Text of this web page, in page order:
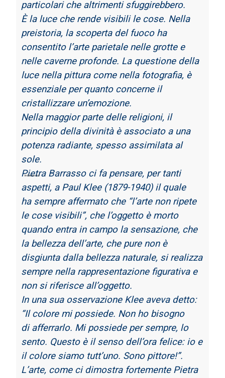
In the word
particolari che altrimenti sfuggirebbero.
È la luce che rende visibili le cose. Nella
preistoria, la scoperta del fuoco ha
consentito l’arte parietale nelle grotte e
nelle caverne profonde. La questione della
luce nella pittura come nella fotografia, è
essenziale per quanto concerne il
cristallizzare un’emozione.
Nella maggior parte delle religioni, il
principio della divinità è associato a una
potenza radiante, spesso assimilata al
sole.
Pietra Barrasso ci fa pensare, per tanti
aspetti, a Paul Klee (1879-1940) il quale
ha sempre affermato che “l’arte non ripete
le cose visibili”, che l’oggetto è morto
quando entra in campo la sensazione, che
la bellezza dell’arte, che pure non è
disgiunta dalla bellezza naturale, si realizza
sempre nella rappresentazione figurativa e
non si riferisce all’oggetto.
In una sua osservazione Klee aveva detto:
“Il colore mi possiede. Non ho bisogno
diafferrarlo. Mi possiede per sempre, lo
sento. Questo è il senso dell’ora felice: io e
il colore siamo tutt’uno. Sono pittore!”.
L’arte, come ci dimostra fortemente Pietra